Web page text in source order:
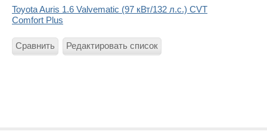
Toyota Auris 1.6 Valvematic (97 кВт/132 л.с.) CVT
Comfort Plus
Сравнить Редактировать список